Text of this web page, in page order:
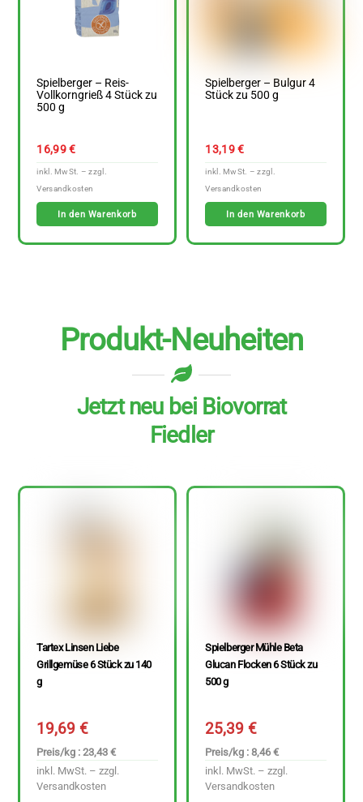
Spielberger – Reis-
Vollkorngrieß 4 Stück zu
500 g
16,99€
In den Warenkorb
Spielberger – Bulgur 4
Stück zu 500 g
13,19€
In den Warenkorb
Produkt-Neuheiten
Jetzt neu bei Biovorrat
Fiedler
Tartex Linsen Liebe
Grillgemüse 6 Stück zu 140
g
19,69€
Preis/kg : 23,43 €
inkl. MwSt. – zzgl.
Versandkosten
Spielberger Mühle Beta
Glucan Flocken 6 Stück zu
500 g
25,39€
Preis/kg : 8,46 €
inkl. MwSt. – zzgl.
Versandkosten